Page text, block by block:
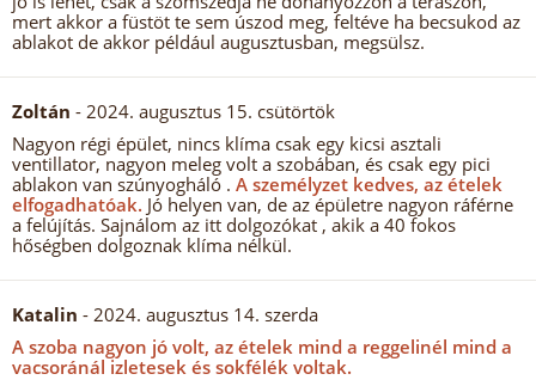
mert akkor a füstöt te sem úszod meg, feltéve ha becsukod az
ablakot de akkor például augusztusban, megsülsz.
Zoltán - 2024. augusztus 15. csütörtök
Nagyon régi épület, nincs klíma csak egy kicsi asztali
ventillator, nagyon meleg volt a szobában, és csak egy pici
ablakon van szúnyogháló . A személyzet kedves, az ételek
elfogadhatóak. Jó helyen van, de az épületre nagyon ráférne
a felújítás. Sajnálom az itt dolgozókat , akik a 40 fokos
hőségben dolgoznak klíma nélkül.
Katalin - 2024. augusztus 14. szerda
A szoba nagyon jó volt, az ételek mind a reggelinél mind a
vacsoránál izletesek és sokfélék voltak.